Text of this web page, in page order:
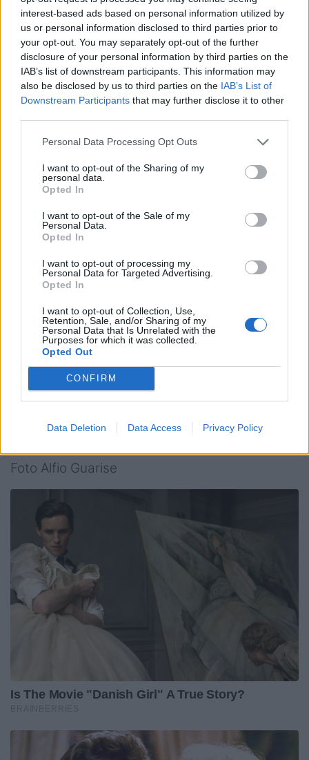
interest-based ads based on personal information utilized by
us or personal information disclosed to third parties prior to
your opt-out. You may separately opt-out of the further
disclosure of your personal information by third parties on the
IAB’s list of downstream participants. This information may
also be disclosed by us to third parties on the IAB’s List of
Downstream Participants that may further disclose it to other
Personal Data Processing Opt Outs
I want to opt-out of the Sharing of my
personal data.
Opted In
I want to opt-out of the Sale of my
Personal Data.
Opted In
I want to opt-out of processing my
Personal Data for Targeted Advertising.
Opted In
I want to opt-out of Collection, Use,
Retention, Sale, and/or Sharing of my
Personal Data that Is Unrelated with the
Purposes for which it was collected.
Opted Out
CONFIRM
Data Deletion Data Access Privacy Policy
Portillo, Petillo, Salvetti; Quaranta, Janse van
Rensburg; Minervino, Buondonno, Acosta
A disposizione: Cocchiaro, Cafaro, Salerno,
Moretto, Bottacci, Bance, Fontana, Via G.
All. Carlo Orlandi
Vuren; D'Amico, Ceciliani, Brugnara.
A disposizione
Zanetti, Maurizi, Botturi, Bozzoni, Regonaschi
: Gianluca Guidi
La classifica:Petrarca Rugby 42 punti; HBS
Rovigo 37; Valorugby Emilia 34; Transvecta
Calvisano 30; Rugby Viadana 1970 25; Sitav
Rugby Lyons 17, Mogliano Veneto Rugby 10;
Cus Torino 8
Foto Alfio Guarise